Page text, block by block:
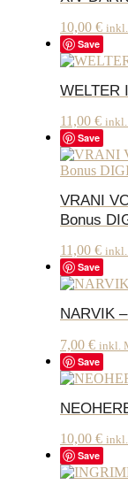
10,00 € inkl.
Save
WELTER
11,00 € inkl.
Save
VRANI
Bonus
11,00 € inkl.
Save
NARVIK
7,00 € inkl.
Save
10,00 € inkl.
Save